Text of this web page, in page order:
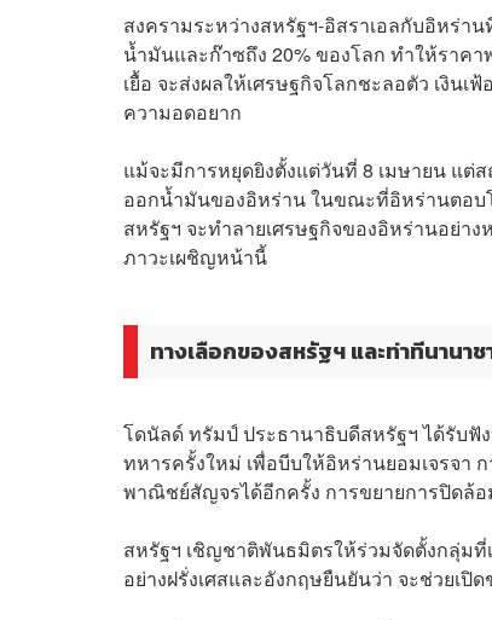
สงครามระหว่างสหรัฐฯ-อิสราเอลกับอิหร่า
น้ำมันและก๊าซถึง 20% ของโลก ทำให้ราค
เยื้อ จะส่งผลให้เศรษฐกิจโลกชะลอตัว เงิน
ความอดอยาก
แม้จะมีการหยุดยิงตั้งแต่วันที่ 8 เมษายน แต่
ออกน้ำมันของอิหร่าน ในขณะที่อิหร่านตอบ
สหรัฐฯ จะทำลายเศรษฐกิจของอิหร่านอย่า
ภาวะเผชิญหน้านี้
ทางเลือกของสหรัฐฯ และท่าทีนานาช
โดนัลด์ ทรัมป์ ประธานาธิบดีสหรัฐฯ ได้รับฟัง
ทหารครั้งใหม่ เพื่อบีบให้อิหร่านยอมเจรจา
พาณิชย์สัญจรได้อีกครั้ง การขยายการปิดล้
สหรัฐฯ เชิญชาติพันธมิตรให้ร่วมจัดตั้งกลุ่มที่เ
อย่างฝรั่งเศสและอังกฤษยืนยันว่า จะช่วยเ